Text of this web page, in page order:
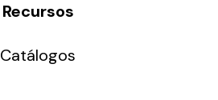
Recursos
Catálogos